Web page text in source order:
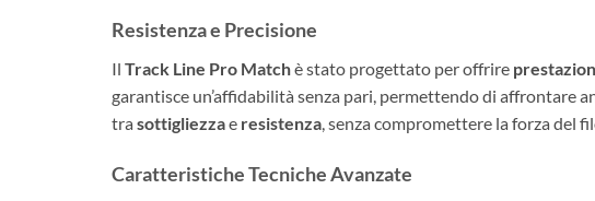
Resistenza e Precisione
Il Track Line Pro Matchè stato progettato per offrire
garantisce un’affidabilità senza pari, permettendo di affrontare
tra sottigliezzae resistenza , senza compromettere la forza del
Caratteristiche Tecniche Avanzate